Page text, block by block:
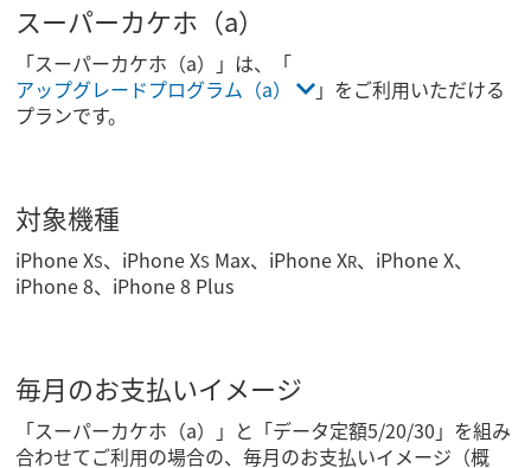
スーパーカケホ（a）
「スーパーカケホ（a）」は、「
アップグレードプログラム（a）
」をご利用いただける
プランです。
対象機種
iPhone XS、iPhone XS Max、iPhone XR、iPhone X、
iPhone 8、iPhone 8 Plus
毎月のお支払いイメージ
「スーパーカケホ（a）」と「データ定額5/20/30」を組み
合わせてご利用の場合の、毎月のお支払いイメージ（概